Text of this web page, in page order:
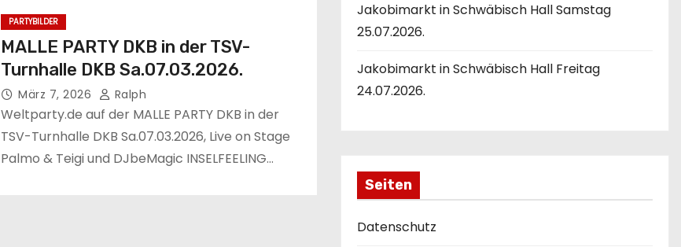
PARTYBILDER
MALLE PARTY DKB in der TSV-
Turnhalle DKB Sa.07.03.2026.
März 7, 2026 Ralph
Weltparty.de auf der MALLE PARTY DKB in der
TSV-Turnhalle DKB Sa.07.03.2026, Live on Stage
Palmo & Teigi und DJbeMagic INSELFEELING…
Jakobimarkt in Schwäbisch Hall Samstag
25.07.2026.
Jakobimarkt in Schwäbisch Hall Freitag
24.07.2026.
Seiten
Datenschutz